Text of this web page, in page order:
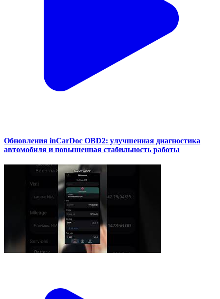
Обновления inCarDoc OBD2: улучшенная диагностика
автомобиля и повышенная стабильность работы